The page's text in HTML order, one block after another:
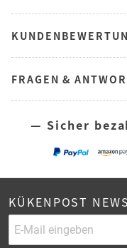
FRAGEN &
— Sicher
KÜKENPOST